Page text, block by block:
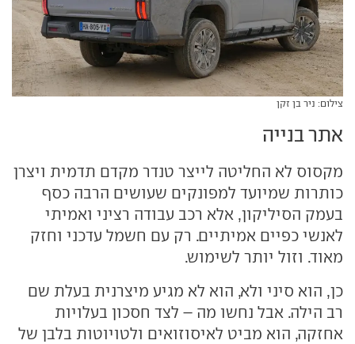
צילום: ניר בן זקן
אתר בנייה
מקסוס לא החליטה לייצר טנדר מקדם תדמית ויצרן
כותרות שמיועד למפונקים שעושים הרבה כסף
בעמק הסיליקון, אלא רכב עבודה רציני ואמיתי
לאנשי כפיים אמיתיים. רק עם חשמל עדכני וחזק
מאוד. וזול יותר לשימוש.
כן, הוא סיני ולא, הוא לא מגיע מיצרנית בעלת שם
רב הילה. אבל נחשו מה – לצד חסכון בעלויות
אחזקה, הוא מביט לאיסוזואים ולטויוטות בלבן של